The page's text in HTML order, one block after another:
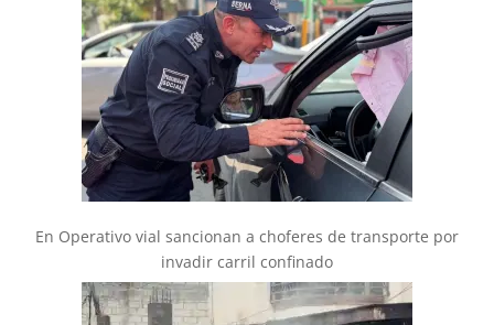
En Operativo vial sancionan a choferes de transporte por
invadir carril confinado